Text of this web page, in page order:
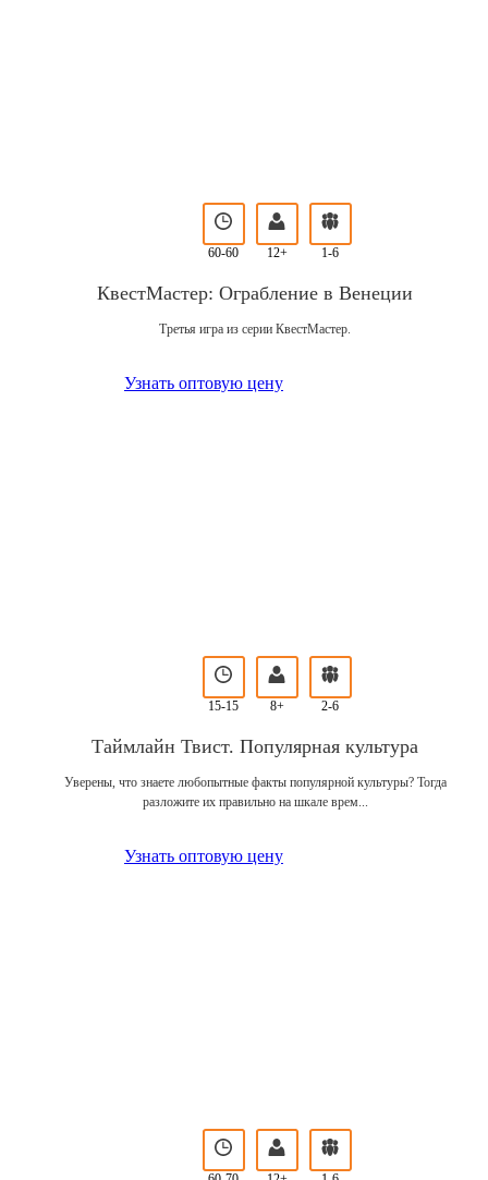
60-60 12+ 1-6
КвестМастер: Ограбление в Венеции
Третья игра из серии КвестМастер.
Узнать оптовую цену
15-15 8+ 2-6
Таймлайн Твист. Популярная культура
Уверены, что знаете любопытные факты популярной культуры? Тогда
разложите их правильно на шкале врем...
Узнать оптовую цену